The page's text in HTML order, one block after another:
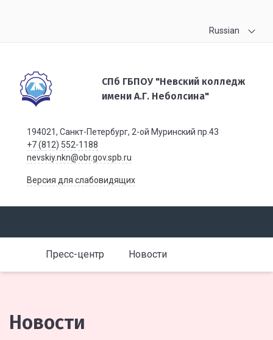
Russian
СПб ГБПОУ "Невский колледж
имени А.Г. Неболсина"
194021, Санкт-Петербург, 2-ой Муринский пр.43
+7 (812) 552-1188
nevskiy.nkn@obr.gov.spb.ru
Версия для слабовидящих
Пресс-центр Новости
Новости